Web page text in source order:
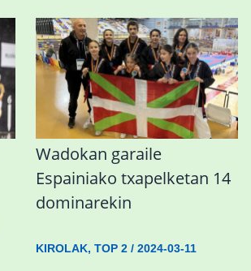
Wadokan garaile
Espainiako txapelketan 14
dominarekin
KIROLAK,TOP 2 /2024-03-11